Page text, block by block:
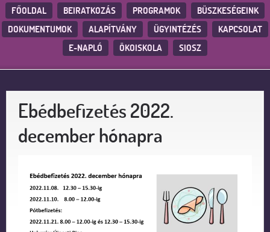
FŐOLDAL BEIRATKOZÁS PROGRAMOK
BÜSZKESÉGEINK
DOKUMENTUMOK
ALAPÍTVÁNY ÜGYINTÉZÉS
KAPCSOLAT
E-NAPLÓ
ÖKOISKOLA SIOSZ
Ebédbefizetés 2022.
december hónapra